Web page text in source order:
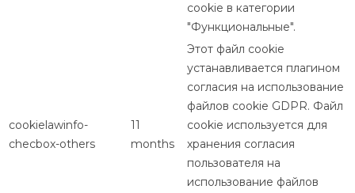
cookie в категории
"Функциональные".
cookielawinfo-
checbox-others
11
months
Этот файл cookie
устанавливается плагином
согласия на использование
файлов cookie GDPR. Файл
cookie используется для
хранения согласия
пользователя на
использование файлов